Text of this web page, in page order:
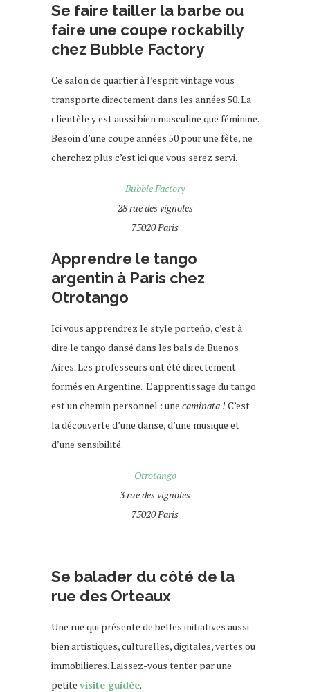
Se faire tailler la barbe ou
faire une coupe rockabilly
chez Bubble Factory
Ce salon de quartier à l’esprit vintage vous
transporte directement dans les années 50. La
clientèle y est aussi bien masculine que féminine.
Besoin d’une coupe années 50 pour une fête, ne
cherchez plus c’est ici que vous serez servi.
Bubble Factory
28 rue des vignoles
75020 Paris
Apprendre le tango
argentin à Paris chez
Otrotango
Ici vous apprendrez le style porteño, c’est à
dire le tango dansé dans les bals de Buenos
Aires. Les professeurs ont été directement
formés en Argentine. L’apprentissage du tango
est un chemin personnel : une caminata !C’est
la découverte d’une danse, d’une musique et
d’une sensibilité.
Otrotango
3 rue des vignoles
75020 Paris
Se balader du côté de la
rue des Orteaux
Une rue qui présente de belles initiatives aussi
bien artistiques, culturelles, digitales, vertes ou
immobilieres. Laissez-vous tenter par une
petite visite guidée.